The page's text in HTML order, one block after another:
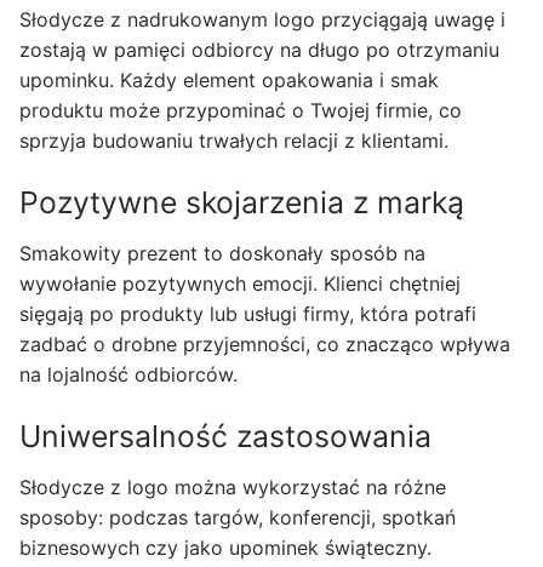
Słodycze z nadrukowanym logo przyciągają uwagę i
zostają w pamięci odbiorcy na długo po otrzymaniu
upominku. Każdy element opakowania i smak
produktu może przypominać o Twojej firmie, co
sprzyja budowaniu trwałych relacji z klientami.
Pozytywne skojarzenia z marką
Smakowity prezent to doskonały sposób na
wywołanie pozytywnych emocji. Klienci chętniej
sięgają po produkty lub usługi firmy, która potrafi
zadbać o drobne przyjemności, co znacząco wpływa
na lojalność odbiorców.
Uniwersalność zastosowania
Słodycze z logo można wykorzystać na różne
sposoby: podczas targów, konferencji, spotkań
biznesowych czy jako upominek świąteczny.